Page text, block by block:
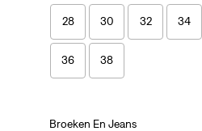
28 30 32 34
36 38
Broeken En Jeans